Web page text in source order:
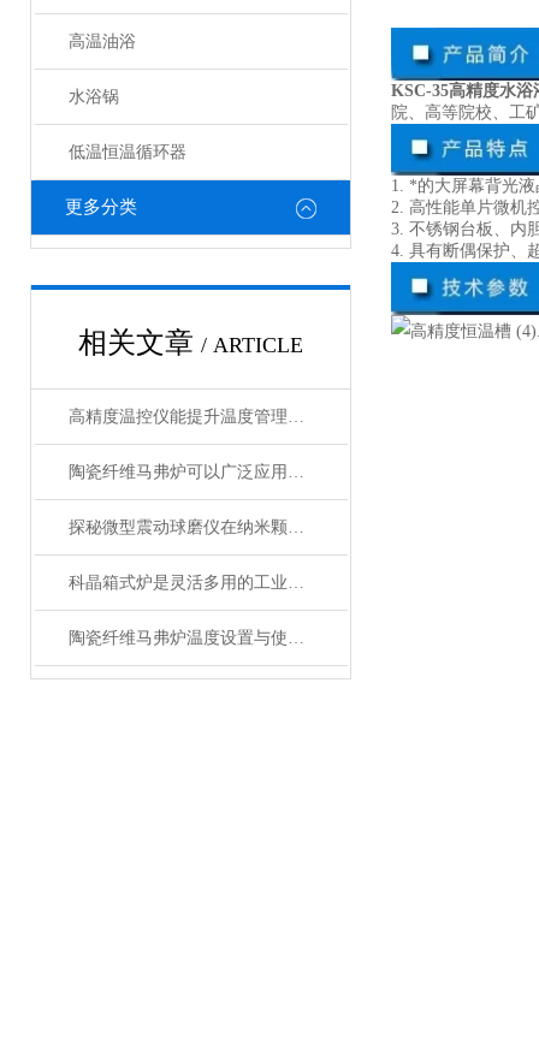
高温油浴
水浴锅
低温恒温循环器
更多分类
相关文章 / ARTICLE
高精度温控仪能提升温度管理的精准性和效率
陶瓷纤维马弗炉可以广泛应用于高温工艺
探秘微型震动球磨仪在纳米颗粒制备中的关键作用
科晶箱式炉是灵活多用的工业好帮手
陶瓷纤维马弗炉温度设置与使用方法
KSC-35高精度水浴
院、高等院校、工
1. *的大屏幕背光
2. 高性能单片微机
3. 不锈钢台板、内
4. 具有断偶保护、